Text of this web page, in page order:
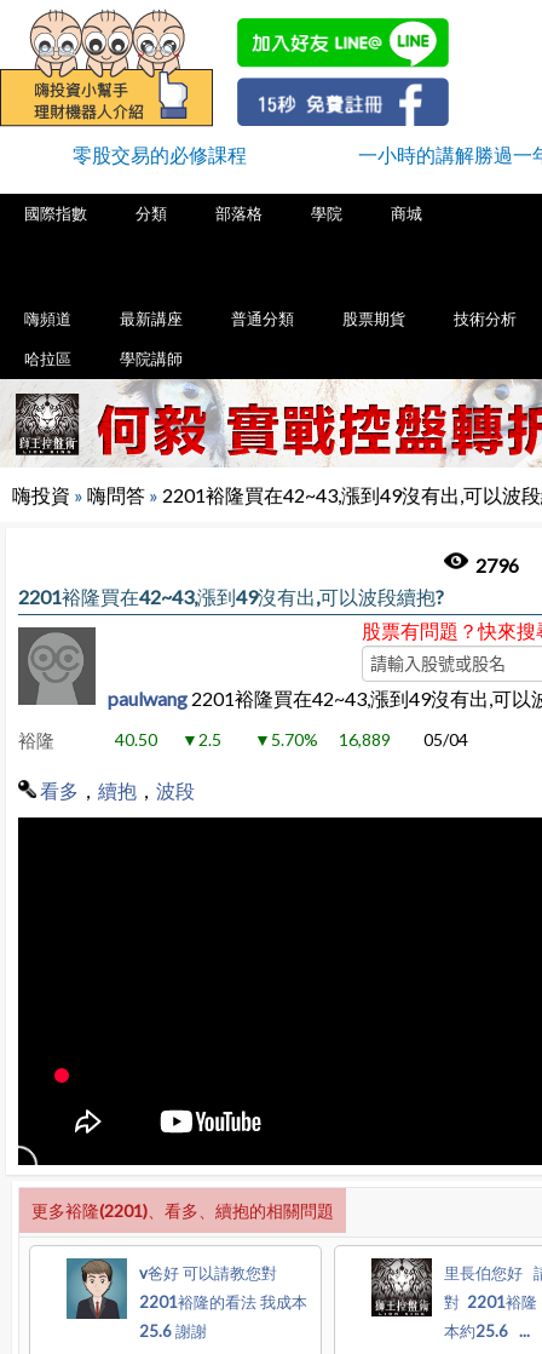
零股交易的必修課程 一小時的講解勝過一
國際指數 分類 部落格 學院 商城
嗨頻道 最新講座 普通分類 股票期貨 技術分析
哈拉區 學院講師
嗨投資 » 嗨問答 » 2201裕隆買在42~43,漲到49沒有出,可以波
2796
2201裕隆買在42~43,漲到49沒有出,可以波段續抱?
股票有問題？快來搜
paulwang 2201裕隆買在42~43,漲到49沒有出,可以
裕隆 40.50 ▼2.5 ▼5.70% 16,889 05/04
看多 續抱 波段
更多裕隆(2201)、看多、續抱的相關問題
v爸好 可以請教您對
2201裕隆的看法 我成本
25.6 謝謝
里長伯您好
對 2201裕
本約25.6 ...